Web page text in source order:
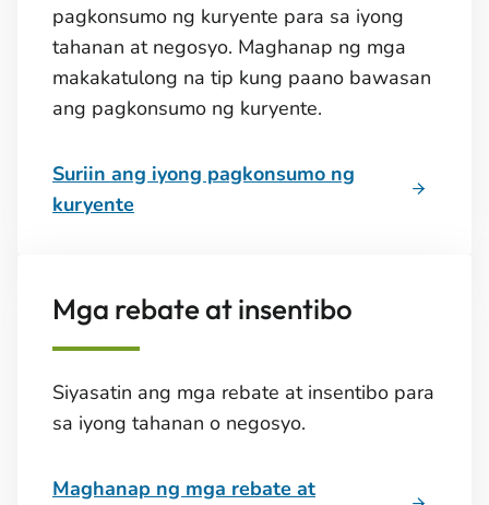
pagkonsumo ng kuryente para sa iyong
tahanan at negosyo. Maghanap ng mga
makakatulong na tip kung paano bawasan
ang pagkonsumo ng kuryente.
Suriin ang iyong pagkonsumo ng
kuryente
Mga rebate at insentibo
Siyasatin ang mga rebate at insentibo para
sa iyong tahanan o negosyo.
Maghanap ng mga rebate at